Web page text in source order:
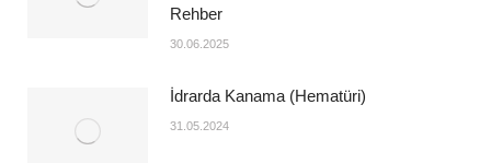
Rehber
30.06.2025
İdrarda Kanama (Hematüri)
31.05.2024